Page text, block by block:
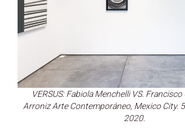
VERSUS: Fabiola Menchelli VS.
Arroniz Arte Contemporáneo, Mexico City.
2020.